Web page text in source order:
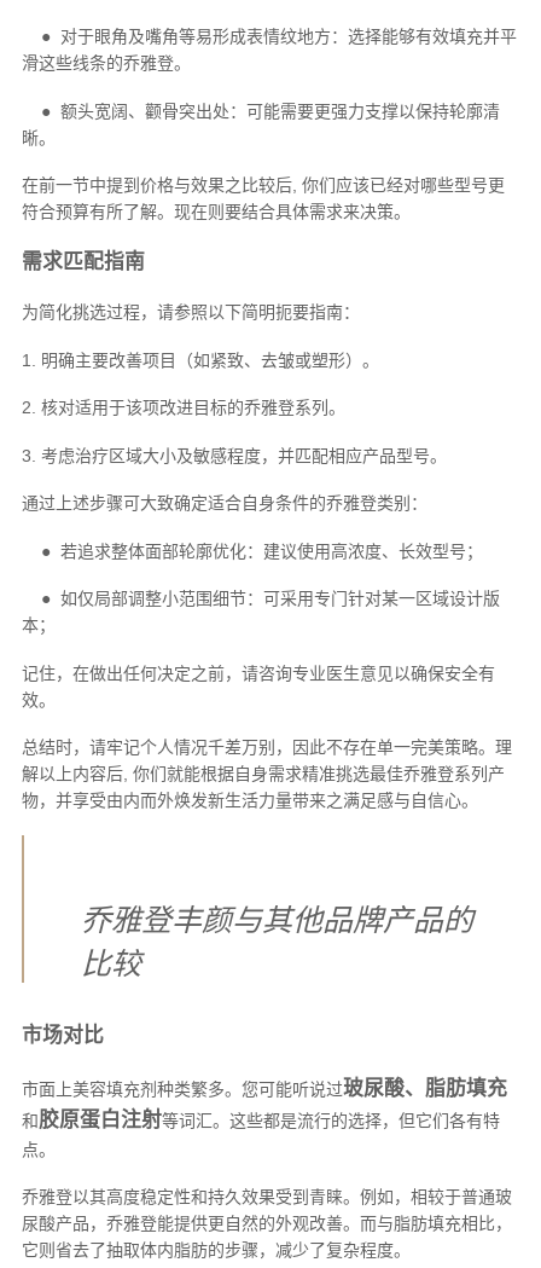
● 对于眼角及嘴角等易形成表情纹地方：选择能够有效填充并平
滑这些线条的乔雅登。
● 额头宽阔、颧骨突出处：可能需要更强力支撑以保持轮廓清
晰。
在前一节中提到价格与效果之比较后, 你们应该已经对哪些型号更
符合预算有所了解。现在则要结合具体需求来决策。
需求匹配指南
为简化挑选过程，请参照以下简明扼要指南：
1. 明确主要改善项目（如紧致、去皱或塑形）。
2. 核对适用于该项改进目标的乔雅登系列。
3. 考虑治疗区域大小及敏感程度，并匹配相应产品型号。
通过上述步骤可大致确定适合自身条件的乔雅登类别：
● 若追求整体面部轮廓优化：建议使用高浓度、长效型号；
● 如仅局部调整小范围细节：可采用专门针对某一区域设计版
本；
记住，在做出任何决定之前，请咨询专业医生意见以确保安全有
效。
总结时，请牢记个人情况千差万别，因此不存在单一完美策略。理
解以上内容后, 你们就能根据自身需求精准挑选最佳乔雅登系列产
物，并享受由内而外焕发新生活力量带来之满足感与自信心。
乔雅登丰颜与其他品牌产品的
比较
市场对比
市面上美容填充剂种类繁多。您可能听说过玻尿酸、脂肪填充
和胶原蛋白注射等词汇。这些都是流行的选择，但它们各有特
点。
乔雅登以其高度稳定性和持久效果受到青睐。例如，相较于普通玻
尿酸产品，乔雅登能提供更自然的外观改善。而与脂肪填充相比，
它则省去了抽取体内脂肪的步骤，减少了复杂程度。